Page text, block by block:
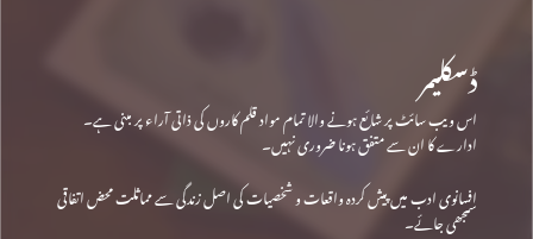
ڈسکلیمر
اس ویب سائٹ پر شائع ہونے والا تمام مواد قلم کاروں کی ذاتی آراء پر مبنی ہے۔
ادارے کا ان سے متفق ہونا ضروری نہیں۔
افسانوی ادب میں پیش کردہ واقعات و شخصیات کی اصل زندگی سے مماثلت محض اتفاقی
سمجھی جائے۔